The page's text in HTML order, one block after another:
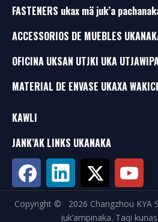
FASTENERS ukax mä juk’a
ACCESSORIOS DE MUEBLES
OFICINA UKSAN UTJKI UKA
MATERIAL DE ENVASE UKAXA
KAWLI
JANK’AK LINKS UKANAKA
Copyright © 2026 Changzhou KYA
juk’ampinaka. Taqi